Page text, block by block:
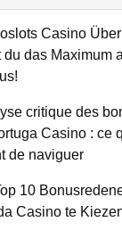
Casino
du das Maximum
critique des
Casino : ce
de naviguer
10
Casino te